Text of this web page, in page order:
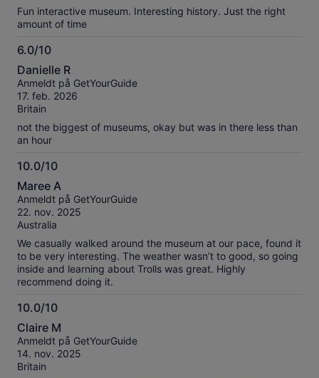
Fun interactive museum. Interesting history. Just the right
amount of time
6.0/10
6.0
av
10
Danielle R
Anmeldt på GetYourGuide
17. feb. 2026
Britain
not the biggest of museums, okay but was in there less than
an hour
10.0/10
10.0
av
10
Maree A
Anmeldt på GetYourGuide
22. nov. 2025
Australia
We casually walked around the museum at our pace, found it
to be very interesting. The weather wasn’t to good, so going
inside and learning about Trolls was great. Highly
recommend doing it.
10.0/10
10.0
av
10
Claire M
Anmeldt på GetYourGuide
14. nov. 2025
Britain